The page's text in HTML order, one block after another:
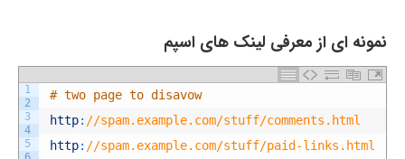
نمونه ای از معرفی لینک های اسپم
1
2
3
4
5
# two page to disavow
http: //spam.example.com/stuff/comments.html
http: //spam.example.com/stuff/paid-links.html